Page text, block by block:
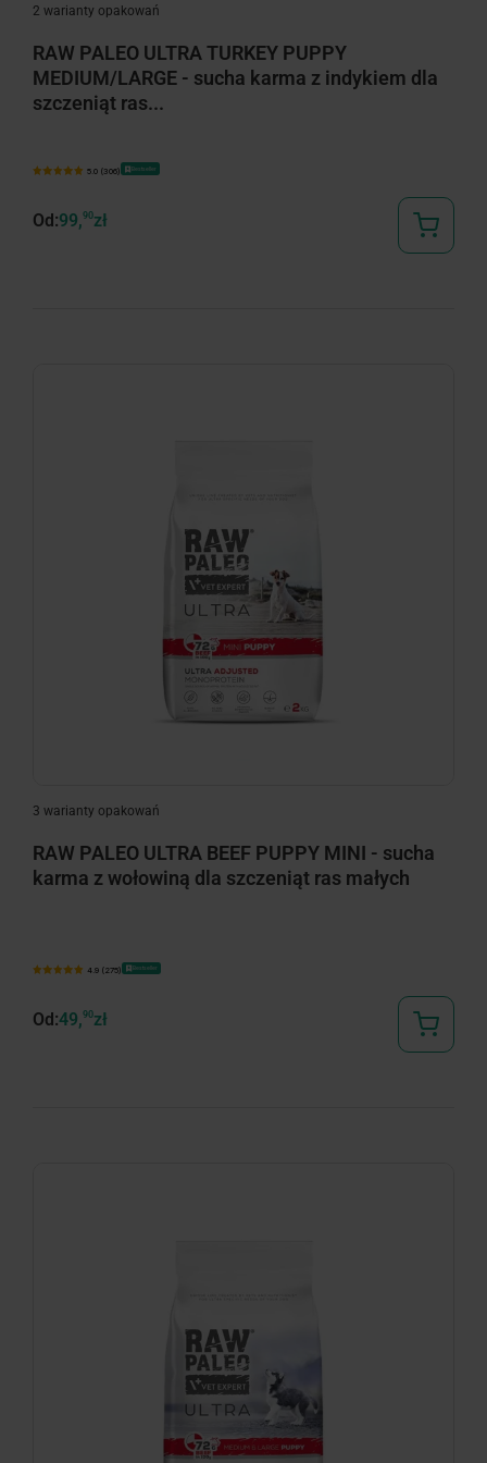
2 warianty opakowań
RAW PALEO ULTRA TURKEY PUPPY
MEDIUM/LARGE - sucha karma z indykiem dla
szczeniąt ras...
5.0 (306) Bestseller
Od:99,90zł
3 warianty opakowań
RAW PALEO ULTRA BEEF PUPPY MINI - sucha
karma z wołowiną dla szczeniąt ras małych
4.9 (275) Bestseller
Od:49,90zł